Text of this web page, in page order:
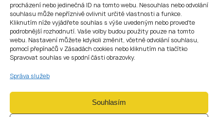
procházení nebo jedinečná ID na tomto webu. Nesouhlas nebo odvolání
souhlasu může nepříznivě ovlivnit určité vlastnosti a funkce.
Kliknutím níže vyjádřete souhlas s výše uvedeným nebo proveďte
podrobnější rozhodnutí. Vaše volby budou použity pouze na tomto
webu. Nastavení můžete kdykoli změnit, včetně odvolání souhlasu,
pomocí přepínačů v Zásadách cookies nebo kliknutím na tlačítko
Spravovat souhlas ve spodní části obrazovky.
Správa služeb
Souhlasím
Offshore: uznání se liší, expanze vyžaduje nové
licencování
Čas vstupu na trh
Evropa: 6–12 měsíců v závislosti na jurisdikci
Offshore: 1–6 týdnů
Náklady
Offshore: nižší počáteční i průběžné náklady
závisí na vašich cílech: regulatorní stabilita vs. provozní